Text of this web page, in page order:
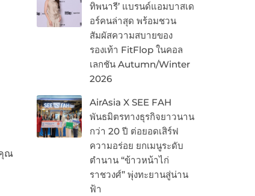
ทิพนารี’ แบรนด์แอมบาสเด
อร์คนล่าสุด พร้อมชวน
สัมผัสความสบายของ
รองเท้า FitFlop ในคอล
เลกชัน Autumn/Winter
2026
AirAsia X SEE FAH
พันธมิตรทางธุรกิจยาวนาน
กว่า 20 ปี ต่อยอดเสิร์ฟ
ความอร่อย ยกเมนูระดับ
ตำนาน “ข้าวหน้าไก่
ราชวงศ์” พุ่งทะยานสู่น่าน
ฟ้า
ณ